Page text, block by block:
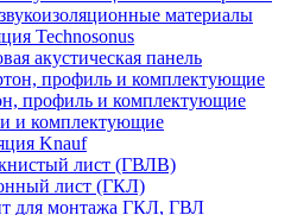
материалы
Technosonus
акустическая панель
профиль и комплектующие
и комплектующие
Knauf
лист (ГВЛВ)
лист (ГКЛ)
для монтажа ГКЛ, ГВЛ